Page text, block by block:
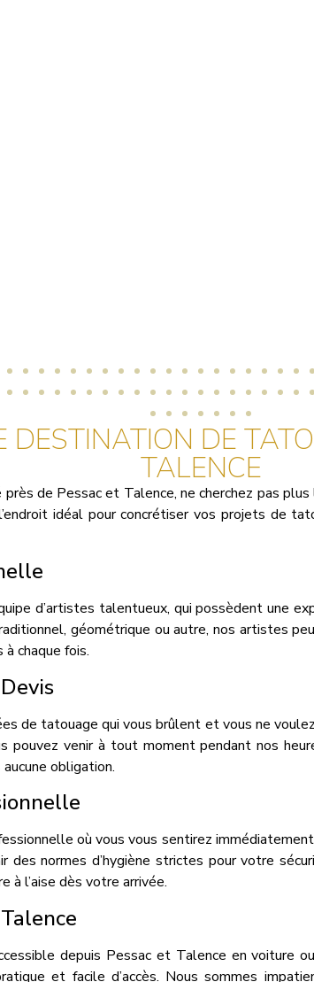
DESTINATION DE
TALENCE
de Pessac et Talence, ne cherchez pas
idéal pour concrétiser vos projets de
d’artistes talentueux, qui possèdent une
géométrique ou autre, nos artistes
chaque fois.
de tatouage qui vous brûlent et vous ne
pouvez venir à tout moment pendant nos
obligation.
où vous vous sentirez
normes d’hygiène strictes pour votre
l’aise dès votre arrivée.
depuis Pessac et Talence en voiture
et facile d’accès. Nous sommes